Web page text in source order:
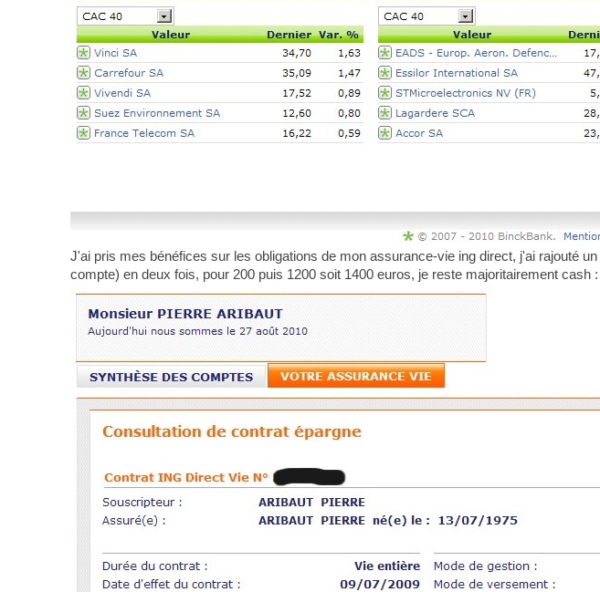
J'ai pris mes bénéfices sur les obligations de mon assurance-vie ing direct, j'ai rajouté
compte) en deux fois, pour 200 puis 1200 soit 1400 euros, je reste majoritairement cash :